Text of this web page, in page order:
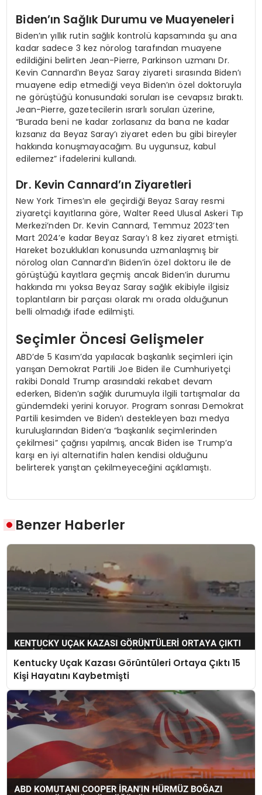
Biden’ın Sağlık Durumu ve Muayeneleri
Biden’ın yıllık rutin sağlık kontrolü kapsamında şu ana
kadar sadece 3 kez nörolog tarafından muayene
edildiğini belirten Jean-Pierre, Parkinson uzmanı Dr.
Kevin Cannard’ın Beyaz Saray ziyareti sırasında Biden’ı
muayene edip etmediği veya Biden’ın özel doktoruyla
ne görüştüğü konusundaki soruları ise cevapsız bıraktı.
Jean-Pierre, gazetecilerin ısrarlı soruları üzerine,
“Burada beni ne kadar zorlasanız da bana ne kadar
kızsanız da Beyaz Saray’ı ziyaret eden bu gibi bireyler
hakkında konuşmayacağım. Bu uygunsuz, kabul
edilemez” ifadelerini kullandı.
Dr. Kevin Cannard’ın Ziyaretleri
New York Times’ın ele geçirdiği Beyaz Saray resmi
ziyaretçi kayıtlarına göre, Walter Reed Ulusal Askeri Tıp
Merkezi’nden Dr. Kevin Cannard, Temmuz 2023’ten
Mart 2024’e kadar Beyaz Saray’ı 8 kez ziyaret etmişti.
Hareket bozuklukları konusunda uzmanlaşmış bir
nörolog olan Cannard’ın Biden’in özel doktoru ile de
görüştüğü kayıtlara geçmiş ancak Biden’in durumu
hakkında mı yoksa Beyaz Saray sağlık ekibiyle ilgisiz
toplantıların bir parçası olarak mı orada olduğunun
belli olmadığı ifade edilmişti.
Seçimler Öncesi Gelişmeler
ABD’de 5 Kasım’da yapılacak başkanlık seçimleri için
yarışan Demokrat Partili Joe Biden ile Cumhuriyetçi
rakibi Donald Trump arasındaki rekabet devam
ederken, Biden’ın sağlık durumuyla ilgili tartışmalar da
gündemdeki yerini koruyor. Program sonrası Demokrat
Partili kesimden ve Biden’ı destekleyen bazı medya
kuruluşlarından Biden’a “başkanlık seçimlerinden
çekilmesi” çağrısı yapılmış, ancak Biden ise Trump’a
karşı en iyi alternatifin halen kendisi olduğunu
belirterek yarıştan çekilmeyeceğini açıklamıştı.
Benzer Haberler
Kentucky Uçak Kazası Görüntüleri Ortaya Çıktı 15
Kişi Hayatını Kaybetmişti